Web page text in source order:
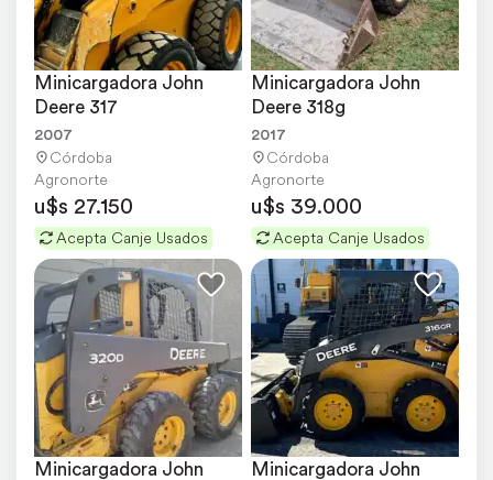
Minicargadora John
Deere 317
2007
Córdoba
Agronorte
u$s 27.150
Acepta Canje Usados
Minicargadora John
Deere 318g
2017
Córdoba
Agronorte
u$s 39.000
Acepta Canje Usados
Minicargadora John
Minicargadora John